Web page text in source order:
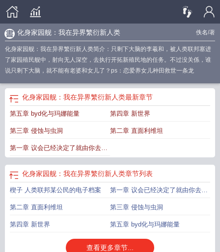
佚名/著
化身家园舰：我在异界繁衍新人类
化身家园舰：我在异界繁衍新人类简介：只剩下大脑的李羲和，被人类联邦塞进
了家园殖民舰中，射向无人深空，去执行开拓新殖民地的任务。不过没关係，谁
说只剩下大脑，就不能有老婆和女儿了？ps：恋爱养女儿种田救世一条龙
化身家园舰：我在异界繁衍新人类最新章节
第五章 byd化与玛娜能量 第四章 新世界
第三章 侵蚀与虫洞 第二章 直面利维坦
第一章 议会已经决定了就由你去殖
民
化身家园舰：我在异界繁衍新人类章节列表
楔子 人类联邦某公民的电子档案 第一章 议会已经决定了就由你去殖
民
第二章 直面利维坦 第三章 侵蚀与虫洞
第四章 新世界 第五章 byd化与玛娜能量
查看更多章节...